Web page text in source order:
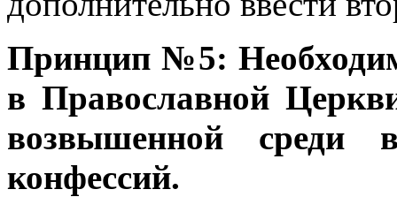
Принцип №5:
в Православной
возвышенной среди
конфессий.